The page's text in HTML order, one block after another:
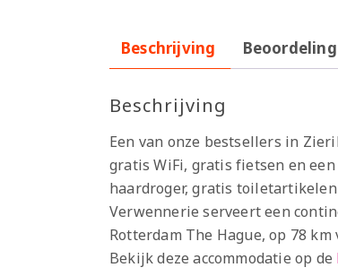
Beschrijving
Beschrijving
Een van onze bestsellers in
gratis WiFi, gratis fietsen en
haardroger, gratis toiletartikelen
Verwennerie serveert een
Rotterdam The Hague, op 78 km
Bekijk deze accommodatie op de